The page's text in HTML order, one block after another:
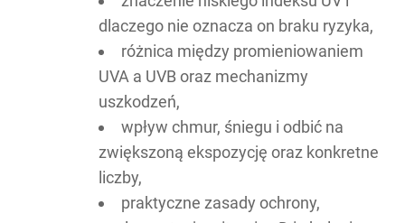
dlaczego nie oznacza on braku ryzyka,
różnica między promieniowaniem
UVA a UVB oraz mechanizmy
uszkodzeń,
wpływ chmur, śniegu i odbić na
zwiększoną ekspozycję oraz konkretne
liczby,
praktyczne zasady ochrony,